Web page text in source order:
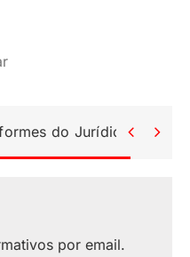
do Jurídico 
por email.